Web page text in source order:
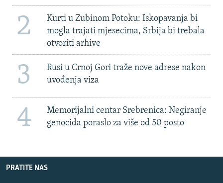
2
Kurti u Zubinom Potoku: Iskopavanja bi
mogla trajati mjesecima, Srbija bi trebala
otvoriti arhive
3
Rusi u Crnoj Gori traže nove adrese nakon
uvođenja viza
4
Memorijalni centar Srebrenica: Negiranje
genocida poraslo za više od 50 posto
PRATITE NAS